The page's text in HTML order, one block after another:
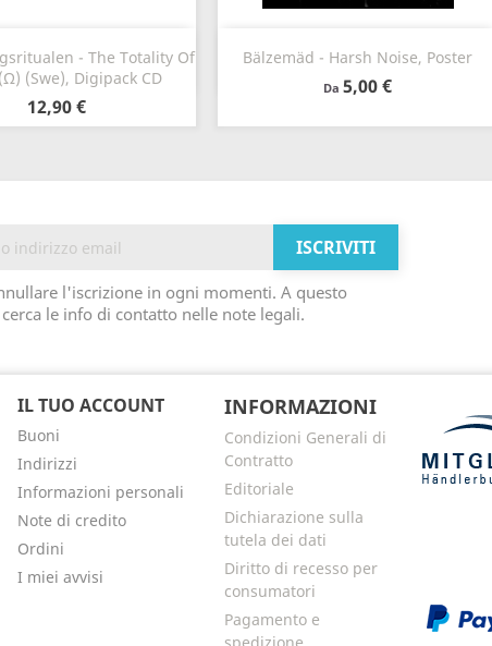
- The Totality Of
(Swe), Digipack CD
12,90 €
Anteprima Bälzemäd - Harsh Noise, Poster
Da 5,00 €
 Anteprima
l'iscrizione in ogni momenti. A questo
le info di contatto nelle note legali.
IL TUO ACCOUNT
Buoni
Indirizzi
Informazioni personali
Note di credito
Ordini
I miei avvisi
INFORMAZIONI
Condizioni Generali di
Contratto
Editoriale
Dichiarazione sulla
tutela dei dati
Diritto di recesso per
consumatori
Pagamento e